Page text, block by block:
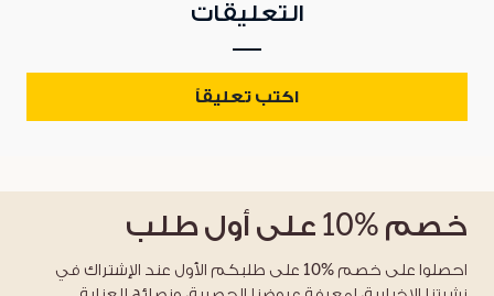
التعليقات
اكتب تعليقاً
خصم %10 على أول طلب
احصلوا على خصم %10 على طلبكم الأول عند الإشتراك في